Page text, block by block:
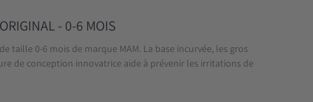
- 0-6 MOIS
taille 0-6 mois de marque MAM. La base incurvée, les gros
de conception innovatrice aide à prévenir les irritations de